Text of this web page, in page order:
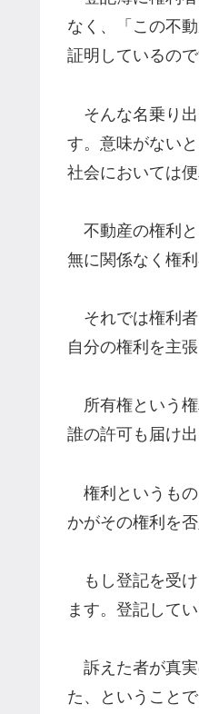
なく、「この不
証明しているので
そんな名乗り出
す。意味がない
社会においては
不動産の権利と
無に関係なく権
それでは権利者
自分の権利を主
所有権という権
誰の許可も届け出
権利というもの
かがその権利を
もし登記を受け
ます。登記して
訴えた者が真実
た、ということ